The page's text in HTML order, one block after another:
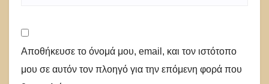
Αποθήκευσε το όνομά μου, email, και τον ιστότοπο
μου σε αυτόν τον πλοηγό για την επόμενη φορά που